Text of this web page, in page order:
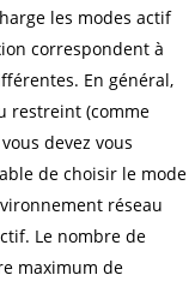
les modes actif
correspondent à
En général,
restreint (comme
devez vous
de choisir le mode
réseau
Le nombre de
maximum de